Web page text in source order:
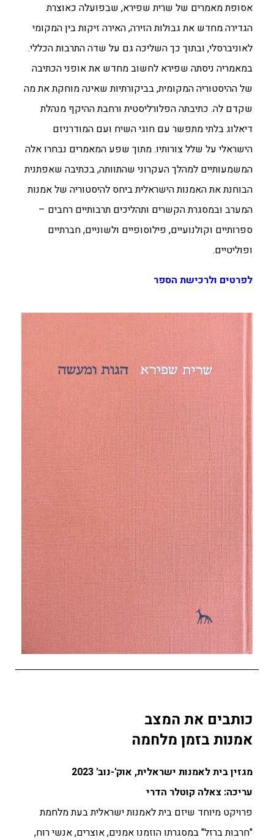
אסופת מאמרים של שרית שפירא, שבפועלה כאוצרת
הגדירה מחדש את גבולות הזירה, האירה זיקות בין המקומי
לאוניברסלי, ובתוך כך השליכה גם על שדה התרבות הכללי.
במאמריה ניסתה שפירא לחשוב מחדש את אופני הכתיבה
של ההיסטוריה המקומית, בביקורתיות שאינה מוחקת את מה
שקדם לה. כתיבתה הפלורליסטית ורחבת ההיקף מנהלת
דיאלוג בלתי מתפשר עם חוגי השיח ועם המודרניזם
הישראלי על שלל צורותיו. מתוך שפע המאמרים נבחרו אלה
המשמעותיים למהלך העקרוני שהתוותה, בכתיבה שאפתנית
הבוחנת את האמנות הישראלית ביחס להיסטוריה של אמנות
המערב ובמסגרת הקשרים ותהליכים תרבותיים רחבים –
ספרותיים וקולנועיים, פילוסופיים ולשוניים, חברתיים
ופוליטיים.
לפרטים ולרכישת הספר
כותבים את המצב
אמנות בזמן מלחמה
מגזין בית לאמנות ישראלית, אוק'-נוב' 2023
עריכה: צאלה קוטלר הדרי
פרויקט מיוחד שיזם בית לאמנות ישראלית בעת מלחמת
"חרבות ברזל" במסגרתו הוזמנו אמנים, אוצרים, אנשי רוח,